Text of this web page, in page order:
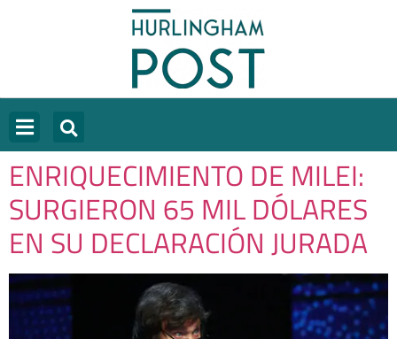
ENRIQUECIMIENTO DE MILEI:
SURGIERON 65 MIL DÓLARES
EN SU DECLARACIÓN JURADA